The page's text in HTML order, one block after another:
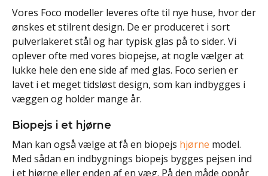
Vores Foco modeller leveres ofte til nye huse, hvor der
ønskes et stilrent design. De er produceret i sort
pulverlakeret stål og har typisk glas på to sider. Vi
oplever ofte med vores biopejse, at nogle vælger at
lukke hele den ene side af med glas. Foco serien er
lavet i et meget tidsløst design, som kan indbygges i
væggen og holder mange år.
Biopejs i et hjørne
Man kan også vælge at få en biopejs hjørne model.
Med sådan en indbygnings biopejs bygges pejsen ind
i et hjørne eller enden af en væg. På den måde opnår